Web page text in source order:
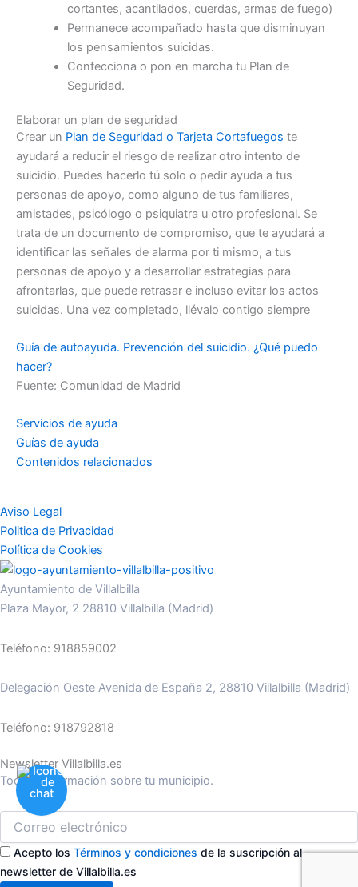
cortantes, acantilados, cuerdas, armas de fuego)
Permanece acompañado hasta que disminuyan
los pensamientos suicidas.
Confecciona o pon en marcha tu Plan de
Seguridad.
Elaborar un plan de seguridad
Crear un Plan de Seguridad o Tarjeta Cortafuegos te
ayudará a reducir el riesgo de realizar otro intento de
suicidio. Puedes hacerlo tú solo o pedir ayuda a tus
personas de apoyo, como alguno de tus familiares,
amistades, psicólogo o psiquiatra u otro profesional. Se
trata de un documento de compromiso, que te ayudará a
identificar las señales de alarma por ti mismo, a tus
personas de apoyo y a desarrollar estrategias para
afrontarlas, que puede retrasar e incluso evitar los actos
suicidas. Una vez completado, llévalo contigo siempre
Guía de autoayuda. Prevención del suicidio. ¿Qué puedo
hacer?
Fuente: Comunidad de Madrid
Servicios de ayuda
Guías de ayuda
Contenidos relacionados
Aviso Legal
Politica de Privacidad
Política de Cookies
Ayuntamiento de Villalbilla
Plaza Mayor, 2 28810 Villalbilla (Madrid)
Teléfono: 918859002
Delegación Oeste Avenida de España 2, 28810 Villalbilla (Madrid)
Teléfono: 918792818
Newsletter Villalbilla.es
Toda la información sobre tu municipio.
Acepto los Términos y condiciones de la suscripción al
newsletter de Villalbilla.es